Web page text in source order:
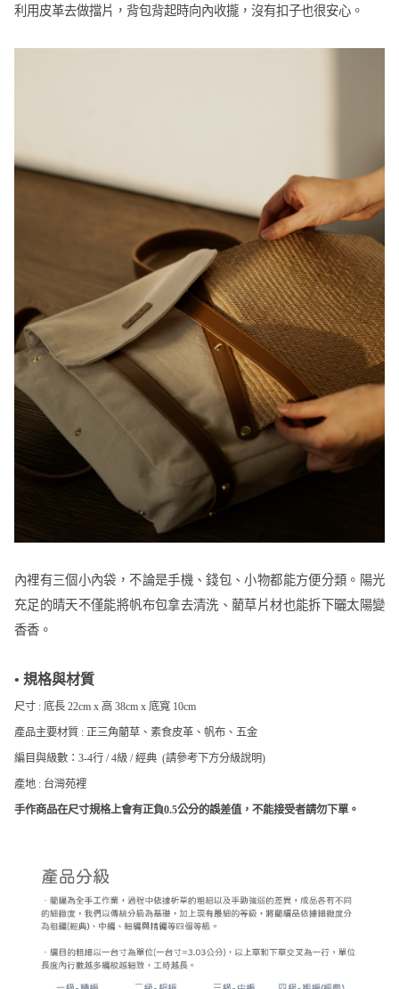
利用皮革去做擋片，背包背起時向內收攏，沒有扣子也很安心。
內裡有三個小內袋，不論是手機、錢包、小物都能方便分類。陽光
充足的晴天不僅能將帆布包拿去清洗、藺草片材也能拆下曬太陽變
香香。
• 規格與材質
尺寸 : 底長 22cm x 高 38cm x 底寬 10cm
產品主要材質 : 正三角藺草、素食皮革、帆布、五金
編目與級數：3-4行 / 4級 / 經典 (請參考下方分級說明)
產地 : 台灣苑裡
手作商品在尺寸規格上會有正負0.5公分的誤差值，不能接受者請勿下單。